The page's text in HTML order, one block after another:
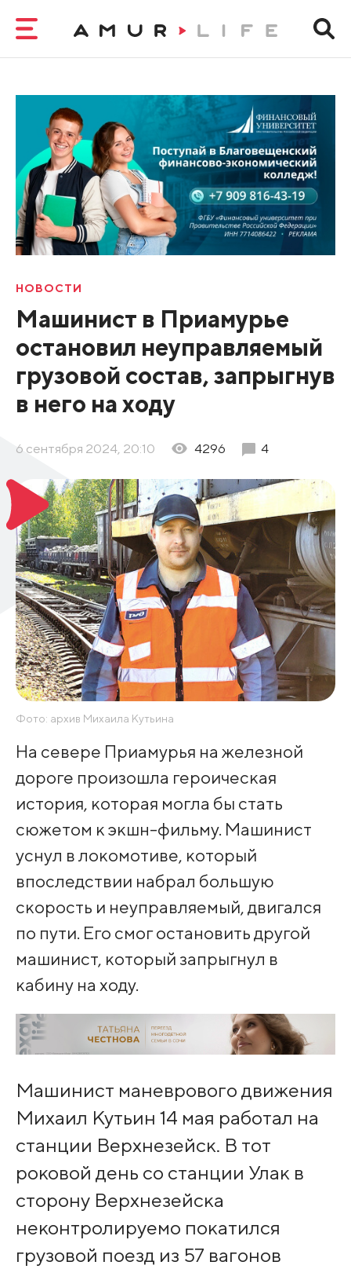
НОВОСТИ
Машинист в Приамурье
остановил неуправляемый
грузовой состав, запрыгнув
в него на ходу
6 сентября 2024, 20:10 4296 4
Фото: архив Михаила Кутьина
На севере Приамурья на железной
дороге произошла героическая
история, которая могла бы стать
сюжетом к экшн-фильму. Машинист
уснул в локомотиве, который
впоследствии набрал большую
скорость и неуправляемый, двигался
по пути. Его смог остановить другой
машинист, который запрыгнул в
кабину на ходу.
Машинист маневрового движения
Михаил Кутьин 14 мая работал на
станции Верхнезейск. В тот
роковой день со станции Улак в
сторону Верхнезейска
неконтролируемо покатился
грузовой поезд из 57 вагонов